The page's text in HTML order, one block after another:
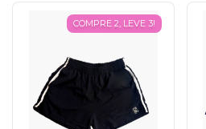
COMPRE 2, LEVE 3!